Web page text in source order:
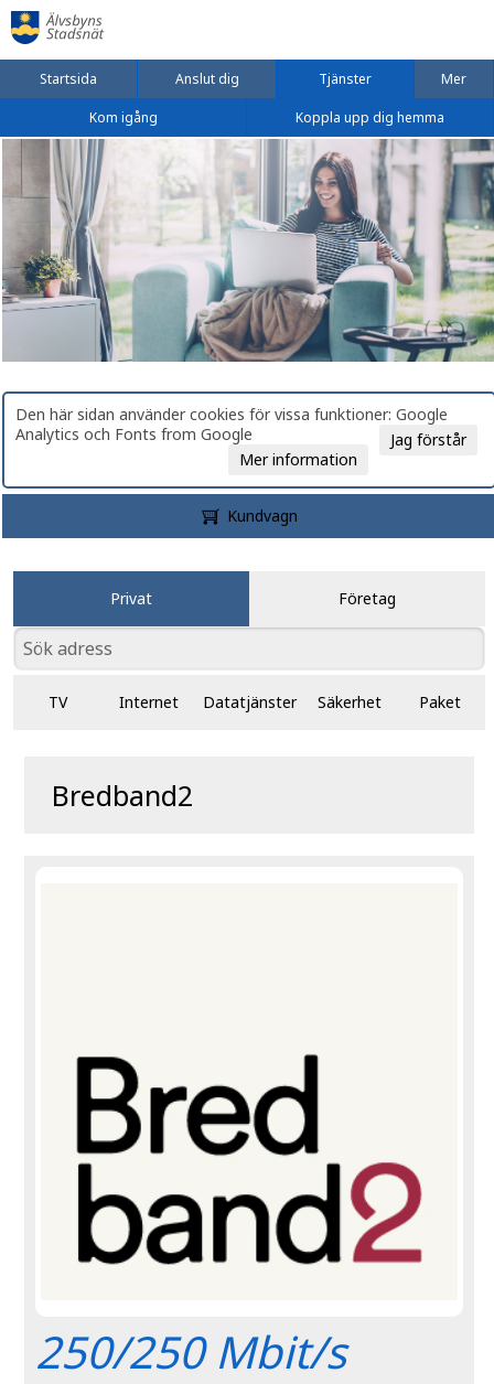
Startsida Anslut dig Tjänster Mer
Kom igång Koppla upp dig hemma
Den här sidan använder cookies för vissa funktioner: Google
Analytics och Fonts from Google
Jag förstår
Mer information
Kundvagn
Privat Företag
TV Internet Datatjänster Säkerhet Paket
Bredband2
250/250 Mbit/s